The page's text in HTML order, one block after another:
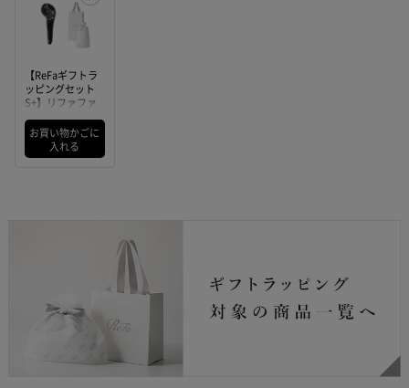
【ReFaギフトラ
ッピングセット
S+】リファファ
（ブラック）
お買い物かごに
入れる